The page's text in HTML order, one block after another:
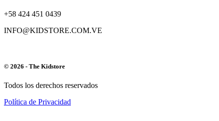
+58 424 451 0439
INFO@KIDSTORE.COM.VE
© 2026 - The Kidstore
Todos los derechos reservados
Política de Privacidad